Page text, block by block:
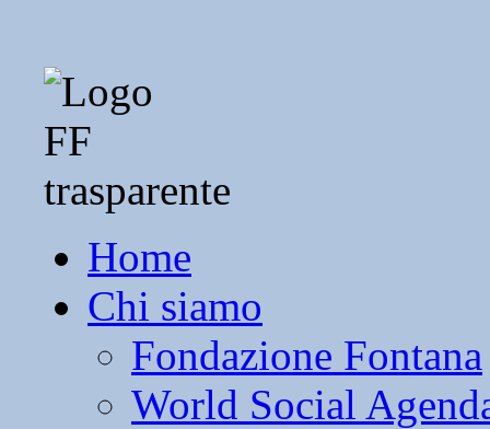
Home
Chi siamo
Fondazione Fontana
World Social